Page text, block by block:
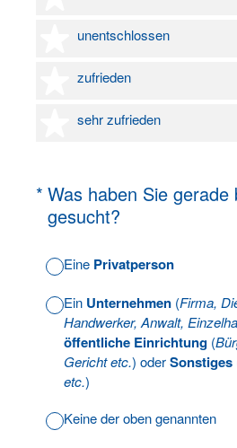
unentschlossen
3 Sterne
zufrieden
4 Sterne
sehr zufrieden
5 Sterne
* Was haben Sie
gesucht?
(Erforderlich.)
Eine Privatperson
Ein Unternehmen (Firma,
Handwerker, Anwalt,
öffentliche Einrichtung (
Gericht etc.) oderSonstiges
etc.)
Keine der oben genannten